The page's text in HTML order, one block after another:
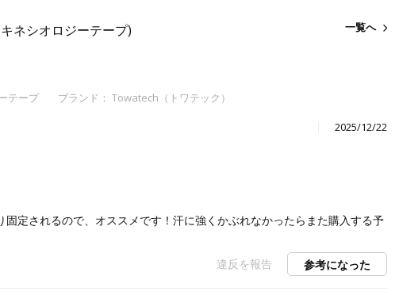
ネシオロジーテープ) 一覧へ
テープ ブランド： Towatech（トワテック）
2025/12/22
定されるので、オススメです！汗に強くかぶれなかったらまた購入する予
違反を報告 参考になった